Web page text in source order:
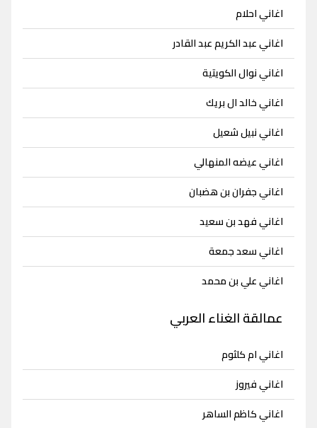
اغاني احلام
اغاني عبد الكريم عبد القادر
اغاني نوال الكويتية
اغاني خالد ال بريك
اغاني نبيل شعيل
اغاني عيضه المنهالي
اغاني جفران بن هضبان
اغاني فهد بن سعيد
اغاني سعد جمعة
اغاني علي بن محمد
عمالقة الغناء العربي
اغاني ام كلثوم
اغاني فيروز
اغاني كاظم الساهر